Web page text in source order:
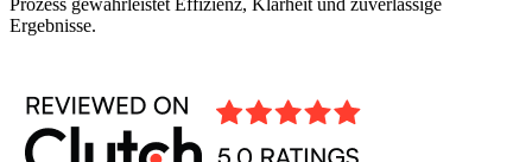
Prozess gewährleistet Effizienz, Klarheit und zuverlässige
Ergebnisse.